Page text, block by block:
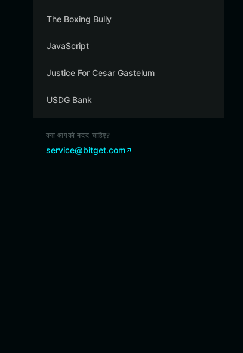
The Boxing Bully
JavaScript
Justice For Cesar Gastelum
USDG Bank
क्या आपको मदद चाहिए?
service@bitget.com